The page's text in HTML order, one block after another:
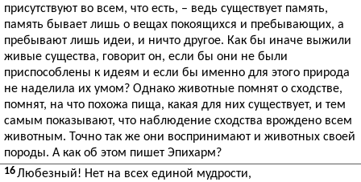
присутствуют во всем, что есть, – ведь существует память,
память бывает лишь о вещах покоящихся и пребывающих, а
пребывают лишь идеи, и ничто другое. Как бы иначе выжили
живые существа, говорит он, если бы они не были
приспособлены к идеям и если бы именно для этого природа
не наделила их умом? Однако животные помнят о сходстве,
помнят, на что похожа пища, какая для них существует, и тем
самым показывают, что наблюдение сходства врождено всем
животным. Точно так же они воспринимают и животных своей
породы. А как об этом пишет Эпихарм?
16Любезный! Нет на всех единой мудрости,